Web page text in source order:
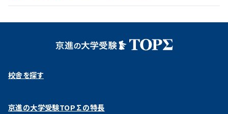
校舎を探す
京進の大学受験TOP∑の特長